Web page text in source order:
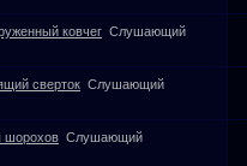
ковчег Слушающий
сверток Слушающий
шорохов Слушающий